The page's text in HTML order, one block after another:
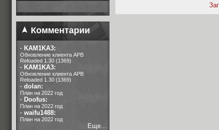
Комментарии
· KAM1KA3:
Обновление клиента APB
Reloaded 1.30 (1369)
· KAM1KA3:
Обновление клиента APB
Reloaded 1.30 (1369)
· dolan:
План на 2022 год
· Doofus:
План на 2022 год
· waifu1488:
План на 2022 год
Еще...